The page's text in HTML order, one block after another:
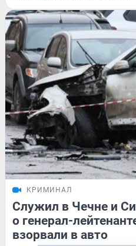
КРИМИНАЛ
Служил в Чечне и
о генерал-
взорвали в авто